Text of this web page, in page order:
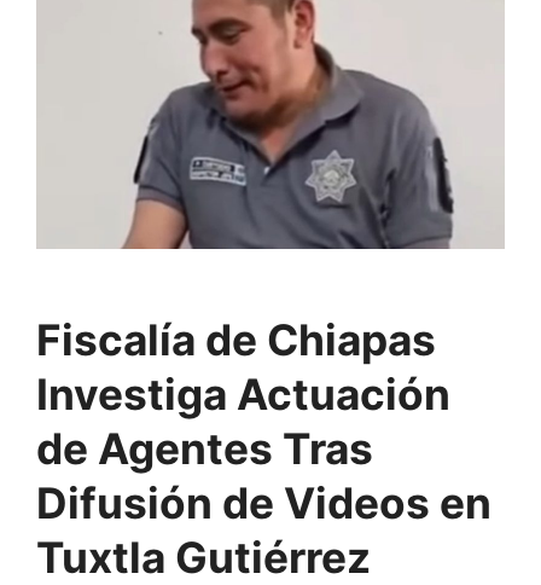
Fiscalía de Chiapas
Investiga Actuación
de Agentes Tras
Difusión de Videos en
Tuxtla Gutiérrez